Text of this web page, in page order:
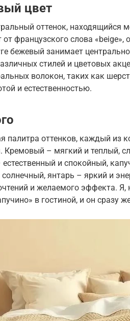
цвет
оттенок,
от французского слова
бежевый занимает
стилей и цветовых
волокон, таких как
и естественностью.
палитра оттенков, каждый из
– мягкий и теплый,
и спокойный,
янтарь – яркий и
и желаемого эффекта.
в гостиной, и он сразу